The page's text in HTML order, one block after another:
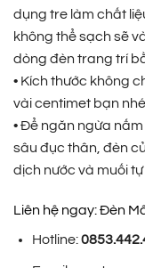
dụng tre làm chất
không thể sạch sẽ
dòng đèn trang trí
• Kích thước không
vài centimet bạn
• Để ngăn ngừa
sâu đục thân, đèn
dịch nước và muối tự
Liên hệ ngay: Đèn
Hotline: